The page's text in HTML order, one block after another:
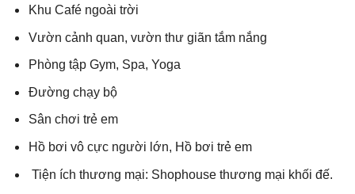
Khu Café ngoài trời
Vườn cảnh quan, vườn thư giãn tắm nắng
Phòng tập Gym, Spa, Yoga
Đường chạy bộ
Sân chơi trẻ em
Hồ bơi vô cực người lớn, Hồ bơi trẻ em
Tiện ích thương mại: Shophouse thương mại khối đế.